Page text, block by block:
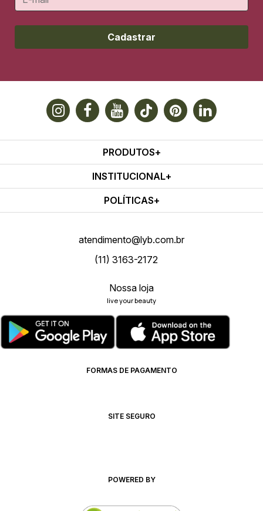
Cadastrar
PRODUTOS
INSTITUCIONAL
POLÍTICAS
atendimento@lyb.com.br
(11) 3163-2172
Nossa loja
live your beauty
FORMAS DE PAGAMENTO
SITE SEGURO
POWERED BY